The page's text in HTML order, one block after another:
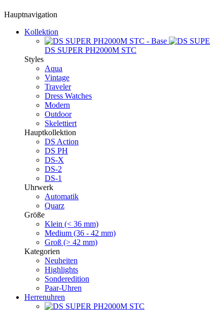
Hauptnavigation
Kollektion
DS SUPER PH2000M STC
Styles
Aqua
Vintage
Traveler
Dress Watches
Modern
Outdoor
Skelettiert
Hauptkollektion
DS Action
DS PH
DS-X
DS-2
DS-1
Uhrwerk
Automatik
Quarz
Größe
Klein (< 36 mm)
Medium (36 - 42 mm)
Groß (> 42 mm)
Kategorien
Neuheiten
Highlights
Sonderedition
Paar-Uhren
Herrenuhren